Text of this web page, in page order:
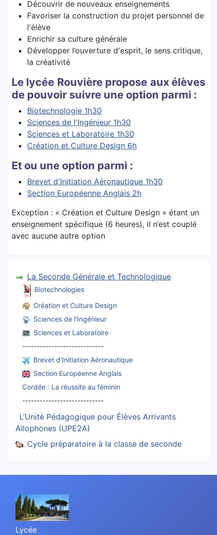
Découvrir de nouveaux enseignements
Favoriser la construction du projet personnel de
l'élève
Enrichir sa culture générale
Développer l’ouverture d'esprit, le sens critique,
la créativité
Le lycée Rouvière propose aux élèves
de pouvoir suivre une option parmi :
Biotechnologie 1h30
Sciences de l'Ingénieur 1h30
Sciences et Laboratoire 1h30
Création et Culture Design 6h
Et ou une option parmi :
Brevet d'Initiation Aéronautique 1h30
Section Européenne Anglais 2h
Exception : « Création et Culture Design » étant un
enseignement spécifique (6 heures), il n’est couplé
avec aucune autre option
La Seconde Générale et Technologique
Biotechnologies
Création et Culture Design
Sciences de l'Ingénieur
Sciences et Laboratoire
----------------------------
Brevet d'Initiation Aéronautique
Section Européenne Anglais
Cordée : La réussite au féminin
----------------------------
L’Unité Pédagogique pour Élèves Arrivants
Allophones (UPE2A)
Cycle préparatoire à la classe de seconde
Lycée